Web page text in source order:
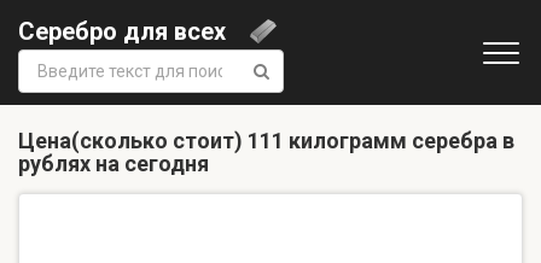
Серебро для всех
Поиск:
Цена(сколько стоит) 111 килограмм серебра в
рублях на сегодня